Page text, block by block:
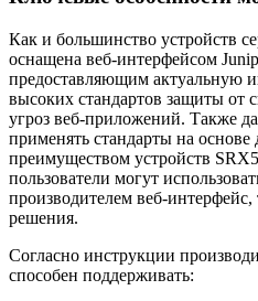
Как и большинство устройств
оснащена веб-интерфейсом
предоставляющим актуальную
высоких стандартов защиты от
угроз веб-приложений. Также
применять стандарты на
преимуществом устройств
пользователи могут
производителем веб-
решения.
Согласно инструкции
способен поддерживать: